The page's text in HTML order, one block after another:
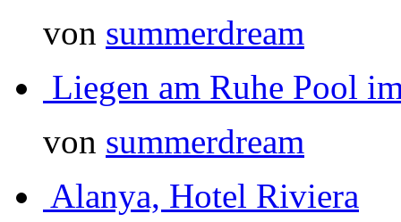
von summerdream
Liegen am Ruhe Pool
von summerdream
Alanya, Hotel Riviera